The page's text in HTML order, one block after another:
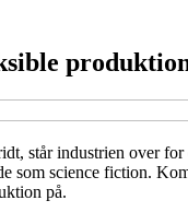
står industrien over
som science fiction.
på.